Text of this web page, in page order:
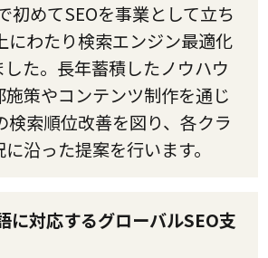
初めてSEOを事業として立ち
にわたり検索エンジン最適化
した。長年蓄積したノウハウ
施策やコンテンツ制作を通じ
検索順位改善を図り、各クラ
沿った提案を行います。
に対応するグローバルSEO支